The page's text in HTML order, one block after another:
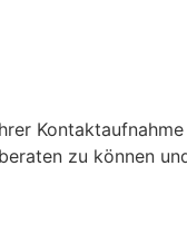
beraten zu können